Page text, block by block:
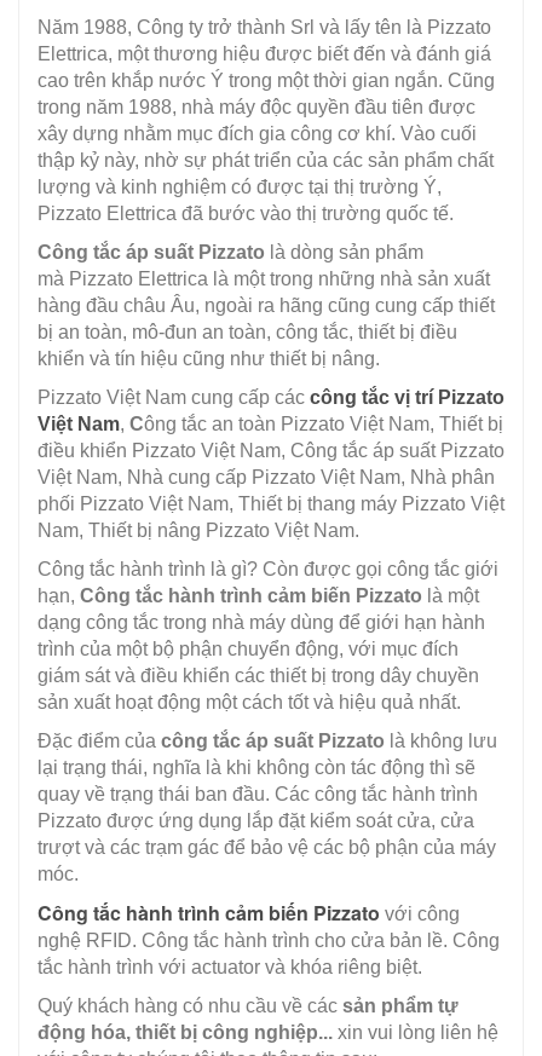
Năm 1988, Công ty trở thành Srl và lấy tên là Pizzato
Elettrica, một thương hiệu được biết đến và đánh giá
cao trên khắp nước Ý trong một thời gian ngắn. Cũng
trong năm 1988, nhà máy độc quyền đầu tiên được
xây dựng nhằm mục đích gia công cơ khí. Vào cuối
thập kỷ này, nhờ sự phát triển của các sản phẩm chất
lượng và kinh nghiệm có được tại thị trường Ý,
Pizzato Elettrica đã bước vào thị trường quốc tế.
Công tắc áp suất Pizzato là dòng sản phẩm
mà Pizzato Elettrica là một trong những nhà sản xuất
hàng đầu châu Âu, ngoài ra hãng cũng cung cấp thiết
bị an toàn, mô-đun an toàn, công tắc, thiết bị điều
khiển và tín hiệu cũng như thiết bị nâng.
Pizzato Việt Nam cung cấp các công tắc vị trí Pizzato
Việt Nam, Công tắc an toàn Pizzato Việt Nam, Thiết bị
điều khiển Pizzato Việt Nam, Công tắc áp suất Pizzato
Việt Nam, Nhà cung cấp Pizzato Việt Nam, Nhà phân
phối Pizzato Việt Nam, Thiết bị thang máy Pizzato Việt
Nam, Thiết bị nâng Pizzato Việt Nam.
Công tắc hành trình là gì? Còn được gọi công tắc giới
hạn, Công tắc hành trình cảm biến Pizzato là một
dạng công tắc trong nhà máy dùng để giới hạn hành
trình của một bộ phận chuyển động, với mục đích
giám sát và điều khiển các thiết bị trong dây chuyền
sản xuất hoạt động một cách tốt và hiệu quả nhất.
Đặc điểm của công tắc áp suất Pizzato là không lưu
lại trạng thái, nghĩa là khi không còn tác động thì sẽ
quay về trạng thái ban đầu. Các công tắc hành trình
Pizzato được ứng dụng lắp đặt kiểm soát cửa, cửa
trượt và các trạm gác để bảo vệ các bộ phận của máy
móc.
Công tắc hành trình cảm biến Pizzato với công
nghệ RFID. Công tắc hành trình cho cửa bản lề. Công
tắc hành trình với actuator và khóa riêng biệt.
Quý khách hàng có nhu cầu về các sản phẩm tự
động hóa, thiết bị công nghiệp... xin vui lòng liên hệ